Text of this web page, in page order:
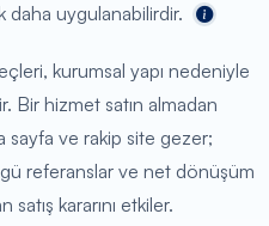
daha uygulanabilirdir.
kurumsal yapı nedeniyle
Bir hizmet satın almadan
sayfa ve rakip site gezer;
referanslar ve net dönüşüm
kararını etkiler.